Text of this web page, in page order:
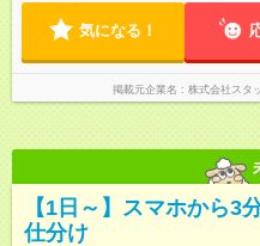
気になる！
掲載元企業名 株式会社スタ
【1日～】スマホから3
仕分け